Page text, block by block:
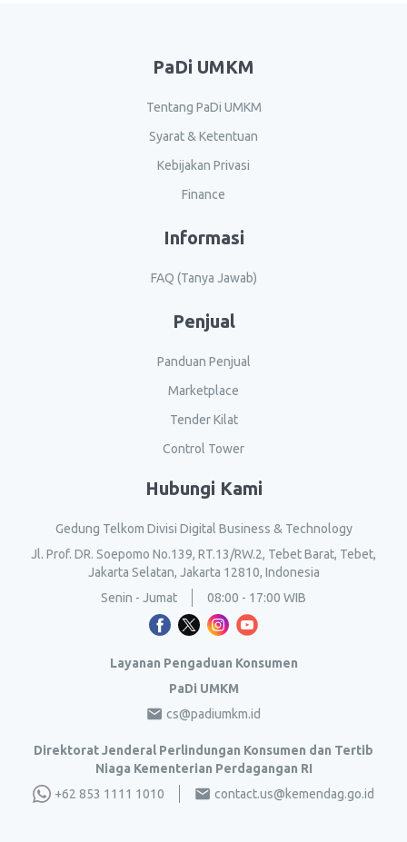
PaDi UMKM
Tentang PaDi UMKM
Syarat & Ketentuan
Kebijakan Privasi
Finance
Informasi
FAQ (Tanya Jawab)
Penjual
Panduan Penjual
Marketplace
Tender Kilat
Control Tower
Hubungi Kami
Gedung Telkom Divisi Digital Business & Technology
Jl. Prof. DR. Soepomo No.139, RT.13/RW.2, Tebet Barat, Tebet,
Jakarta Selatan, Jakarta 12810, Indonesia
Senin - Jumat
08:00 - 17:00 WIB
Layanan Pengaduan Konsumen
PaDi UMKM
cs@padiumkm.id
Direktorat Jenderal Perlindungan Konsumen dan Tertib
Niaga Kementerian Perdagangan RI
+62 853 1111 1010
contact.us@kemendag.go.id